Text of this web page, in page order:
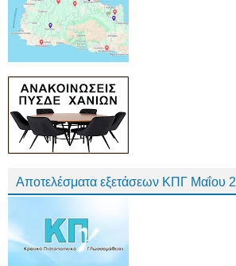
Αποτελέσματα εξετάσεων ΚΠΓ Μαΐου